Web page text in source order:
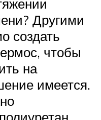
Другими
создать
чтобы
на
имеется.